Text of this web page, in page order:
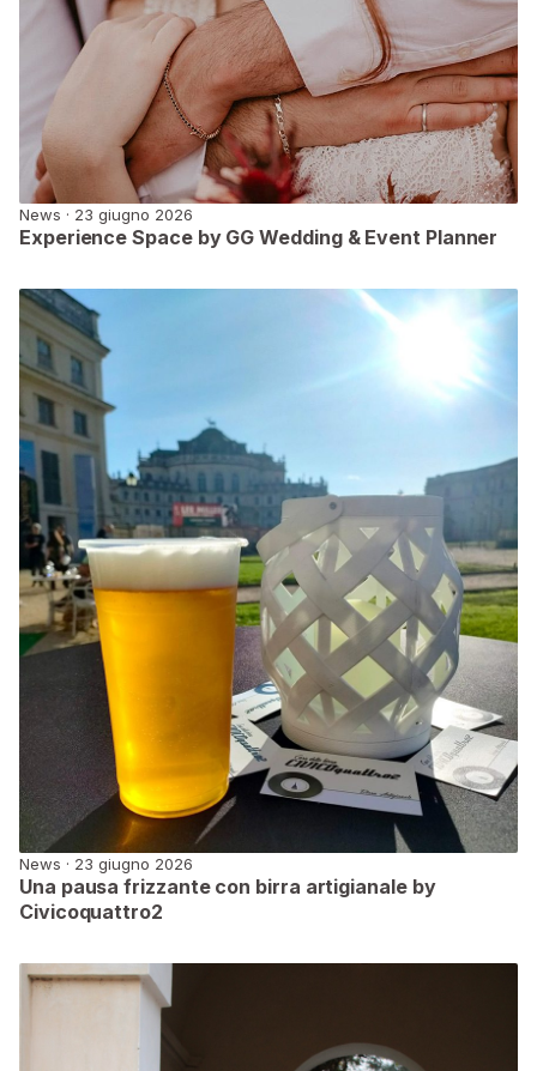
News · 23 giugno 2026
Experience Space by GG Wedding & Event Planner
News · 23 giugno 2026
Una pausa frizzante con birra artigianale by
Civicoquattro2